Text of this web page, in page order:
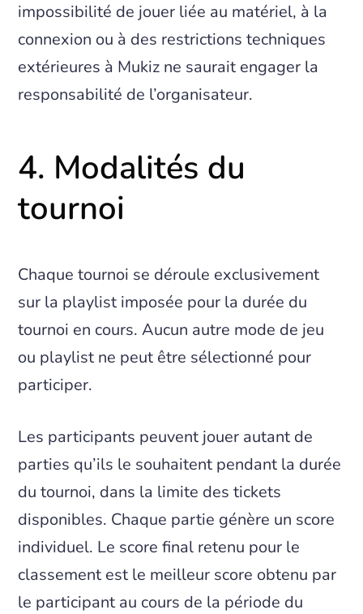
impossibilité de jouer liée au matériel, à la
connexion ou à des restrictions techniques
extérieures à Mukiz ne saurait engager la
responsabilité de l’organisateur.
4. Modalités du
tournoi
Chaque tournoi se déroule exclusivement
sur la playlist imposée pour la durée du
tournoi en cours. Aucun autre mode de jeu
ou playlist ne peut être sélectionné pour
participer.
Les participants peuvent jouer autant de
parties qu’ils le souhaitent pendant la durée
du tournoi, dans la limite des tickets
disponibles. Chaque partie génère un score
individuel. Le score final retenu pour le
classement est le meilleur score obtenu par
le participant au cours de la période du